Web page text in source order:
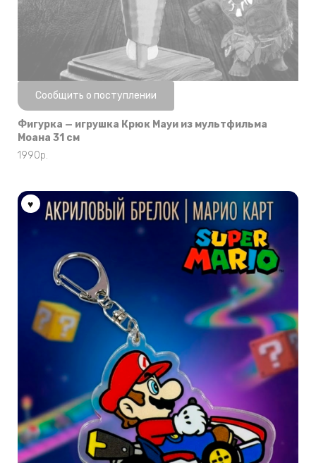
Нет в наличии
Сообщить о поступлении
Фигурка — игрушка Крюк Мауи из мультфильма
Моана 31 см
1990р.